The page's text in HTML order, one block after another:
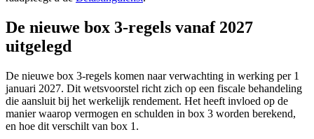
De nieuwe box 3-regels vanaf 2027
uitgelegd
De nieuwe box 3-regels komen naar verwachting in werking per 1
januari 2027. Dit wetsvoorstel richt zich op een fiscale behandeling
die aansluit bij het werkelijk rendement. Het heeft invloed op de
manier waarop vermogen en schulden in box 3 worden berekend,
en hoe dit verschilt van box 1.